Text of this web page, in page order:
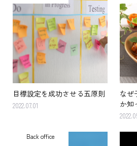
目標設定を成功させる五原則
2022.07.01
なぜ
か知
Back office